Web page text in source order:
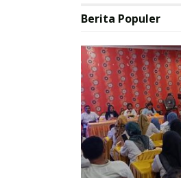
Berita Populer